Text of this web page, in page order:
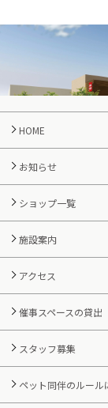
HOME
お知らせ
ショップ一覧
施設案内
アクセス
催事スペースの貸出
スタッフ募集
ペット同伴のルール